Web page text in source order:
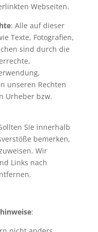
Webseiten.
: Alle auf dieser
Texte, Fotografien,
sind durch die
unseren Rechten
Urheber bzw.
Sie innerhalb
bemerken,
Wir
Links nach
: